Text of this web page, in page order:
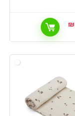
₪